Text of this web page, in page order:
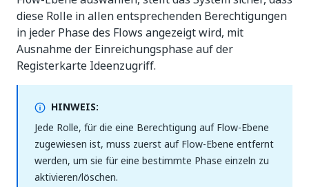
diese Rolle in allen entsprechenden Berechtigungen
in jeder Phase des Flows angezeigt wird, mit
Ausnahme der Einreichungsphase auf der
Registerkarte Ideenzugriff.
HINWEIS:
Jede Rolle, für die eine Berechtigung auf Flow-Ebene
zugewiesen ist, muss zuerst auf Flow-Ebene entfernt
werden, um sie für eine bestimmte Phase einzeln zu
aktivieren/löschen.